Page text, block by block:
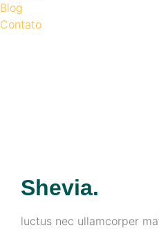
Blog
Contato
Shevia.
luctus nec ullamcorper